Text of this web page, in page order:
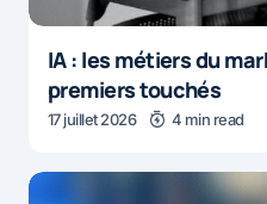
IA : les métiers du
premiers touchés
17 juillet 2026 4 min read